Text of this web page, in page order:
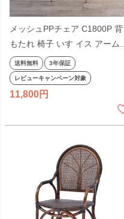
メッシュPPチェア C1800P 背
もたれ 椅子 いす イス アーム
肘付き ダイニング テラス ガー
デン 庭 屋外 ホワイト ミントグ
リーン ウォームグレー ネイビ
送料無料 3年保証
レビューキャンペーン対象
11,800